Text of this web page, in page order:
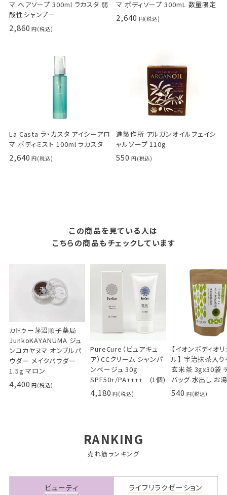
マ ヘアソープ 300ml ラカスタ 弱
酸性シャンプー
2,860
マ ボディソープ 300mL 数量限定
2,640
La Casta ラ・カスタ アイシーアロ
マ ボディミスト 100ml ラカスタ
2,640
進製作所 アルガンオイルフェイシ
ャルソープ 110g
550
この商品を見ている人は
こちらの商品もチェックしています
カドゥー茅沼順子薬局
JunkoKAYANUMA ジュ
ンコカヤヌマ オンブルパ
ウダー メイクパウダー
1.5g マロン
4,400
PureCure（ピュアキュ
ア）CCクリーム シャンパ
ンベージュ 30g
SPF50+/PA++++ (1個)
4,180
【イオンボディオ
ル】 宇治抹茶入り
玄米茶 3gx30袋
バッグ 水出し お
540
RANKING
売れ筋ランキング
ビューティ ライフリラクゼーション